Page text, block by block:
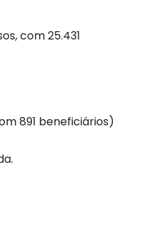
com 25.431
891 beneficiários)